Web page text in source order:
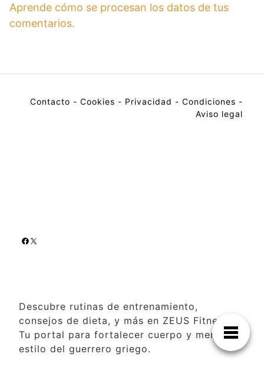
Aprende cómo se procesan los datos de tus
comentarios.
Contacto - Cookies - Privacidad - Condiciones -
Aviso legal
Descubre rutinas de entrenamiento,
consejos de dieta, y más en ZEUS Fitness.
Tu portal para fortalecer cuerpo y mente al
estilo del guerrero griego.